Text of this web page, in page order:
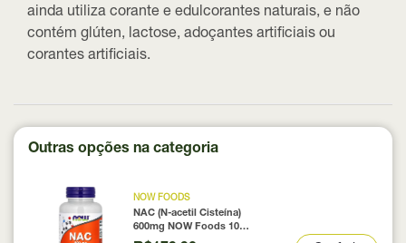
ainda utiliza corante e edulcorantes naturais, e não
contém glúten, lactose, adoçantes artificiais ou
corantes artificiais.
Outras opções na categoria
NOW FOODS
NAC (N-acetil Cisteína)
600mg NOW Foods 100
Cápsulas